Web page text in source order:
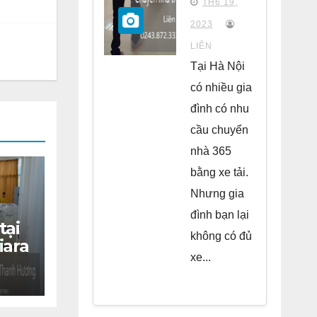
chung
cư Park
Kiara Hà
Đông
TH6 19,
2023
LIÊN
Tại Hà Nội
có nhiều gia
đình có nhu
cầu chuyển
nhà 365
bằng xe tải.
Nhưng gia
đình bạn lại
không có đủ
xe...